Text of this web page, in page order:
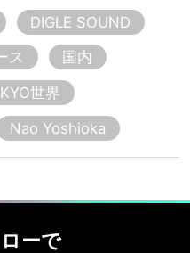
DIGLE SOUND
ス
国内
世界
Nao Yoshioka
ーで